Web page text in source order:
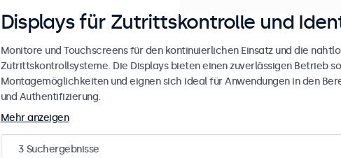
Displays für Zutrittskontrolle und
Monitore und Touchscreens für den kontinuierlichen Einsatz und die
Zutrittskontrollsysteme. Die Displays bieten einen zuverlässigen Betrieb
Montagemöglichkeiten und eignen sich ideal für Anwendungen in den
und Authentifizierung.
Mehr anzeigen
3 Suchergebnisse